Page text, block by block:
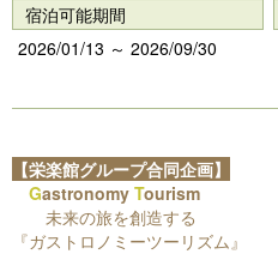
宿泊可能期間
2026/01/13 ～ 2026/09/30
【栄楽館グループ合同企画】
Gastronomy Tourism
未来の旅を創造する
『ガストロノミーツーリズム』